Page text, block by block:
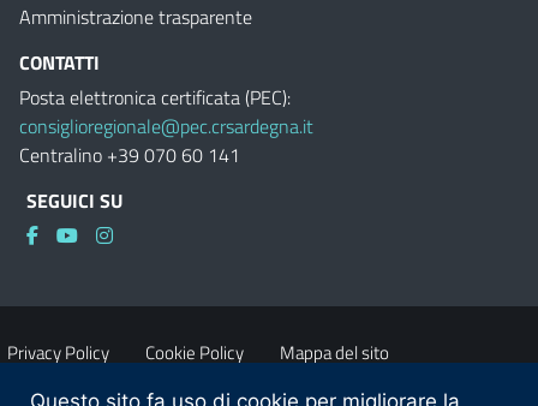
Amministrazione trasparente
CONTATTI
Posta elettronica certificata (PEC):
consiglioregionale@pec.crsardegna.it
Centralino +39 070 60 141
SEGUICI SU
Privacy Policy Cookie Policy Mappa del sito
Questo sito fa uso di cookie per migliorare la